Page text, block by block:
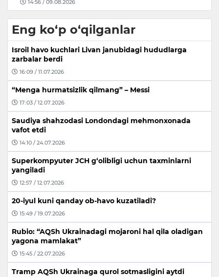
14:56 / 09.08.2026
Eng ko‘p o‘qilganlar
Isroil havo kuchlari Livan janubidagi hududlarga
zarbalar berdi
16:09 / 11.07.2026
“Menga hurmatsizlik qilmang” – Messi
17:03 / 12.07.2026
Saudiya shahzodasi Londondagi mehmonxonada
vafot etdi
14:10 / 24.07.2026
Superkompyuter JCH g‘olibligi uchun taxminlarni
yangiladi
12:57 / 12.07.2026
20-iyul kuni qanday ob-havo kuzatiladi?
15:49 / 19.07.2026
Rubio: “AQSh Ukrainadagi mojaroni hal qila oladigan
yagona mamlakat”
15:45 / 22.07.2026
Tramp AQSh Ukrainaga qurol sotmasligini aytdi